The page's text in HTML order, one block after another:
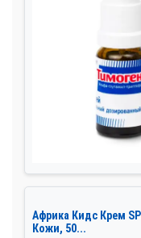
Африка Кидс Крем
Кожи, 50...